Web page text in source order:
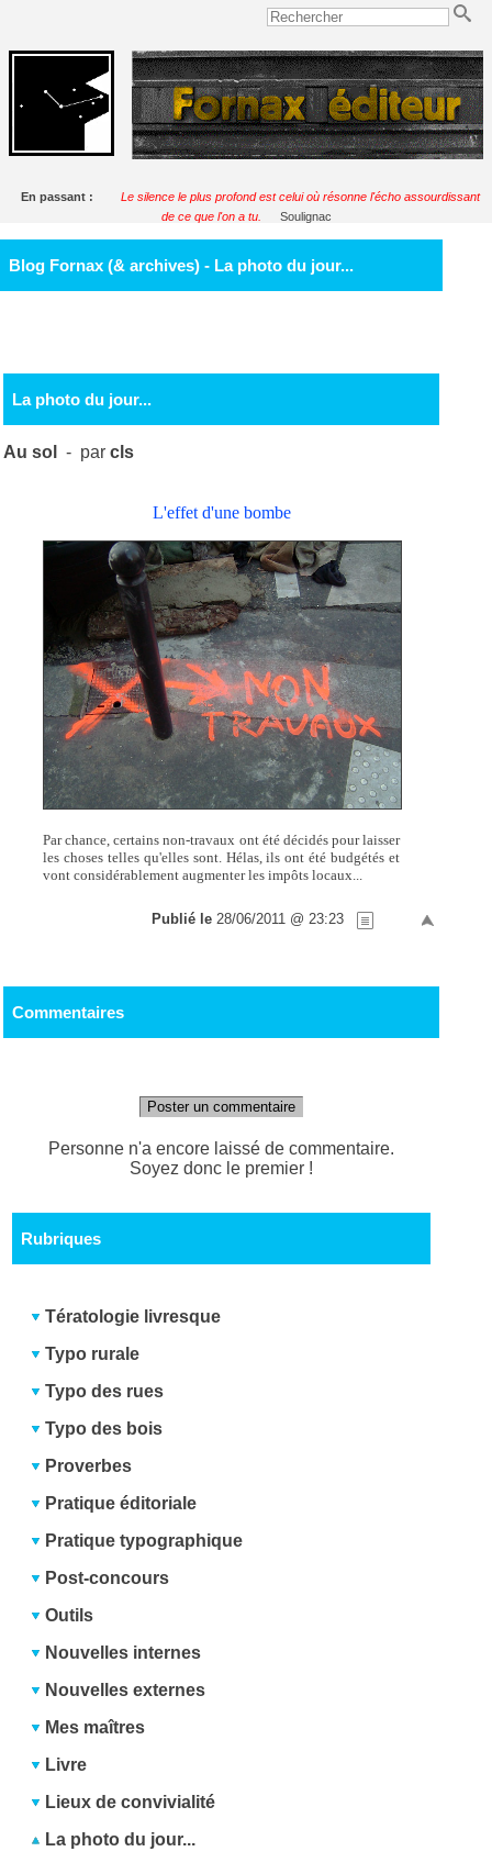
En passant :
Le silence le plus profond est celui où résonne l'écho assourdissant
de ce que l'on a tu.
Soulignac
Blog Fornax (& archives) - La photo du jour...
La photo du jour...
Au sol - parcls
L'effet d'une bombe
Par chance, certains non-travaux ont été décidés pour laisser
les choses telles qu'elles sont. Hélas, ils ont été budgétés et
vont considérablement augmenter les impôts locaux...
Publié le 28/06/2011 @ 23:23
Commentaires
Poster un commentaire
Personne n'a encore laissé de commentaire.
Soyez donc le premier !
Rubriques
Tératologie livresque
Typo rurale
Typo des rues
Typo des bois
Proverbes
Pratique éditoriale
Pratique typographique
Post-concours
Outils
Nouvelles internes
Nouvelles externes
Mes maîtres
Livre
Lieux de convivialité
La photo du jour...